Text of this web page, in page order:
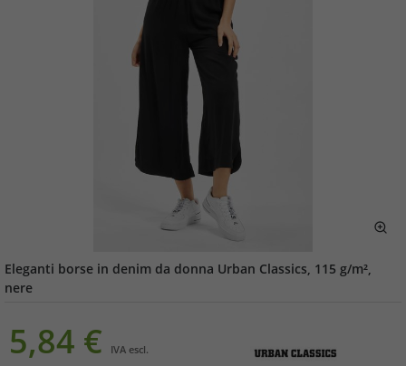
Eleganti borse in denim da donna Urban Classics, 115 g/m²,
nere
5,84 € IVA escl.